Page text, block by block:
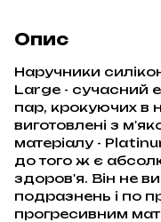
Опис
Наручники
Large - сучасний
пар, крокуючих в
виготовлені з
матеріалу -
до того ж є
здоров'я. Він не
подразнень і по
прогресивним